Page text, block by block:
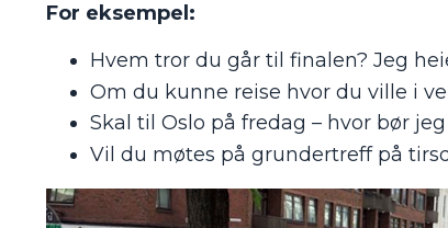
For eksempel:
Hvem tror du går til finalen? Jeg
Om du kunne reise hvor du ville i
Skal til Oslo på fredag – hvor bør
Vil du møtes på grundertreff på